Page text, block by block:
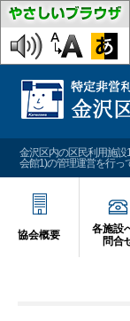
協会概要
各施設
問合
金沢区内の区民利用施
会館1)の管理運営を行っ